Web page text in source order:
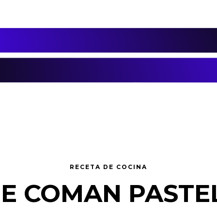
RECETA DE COCINA
COMAN